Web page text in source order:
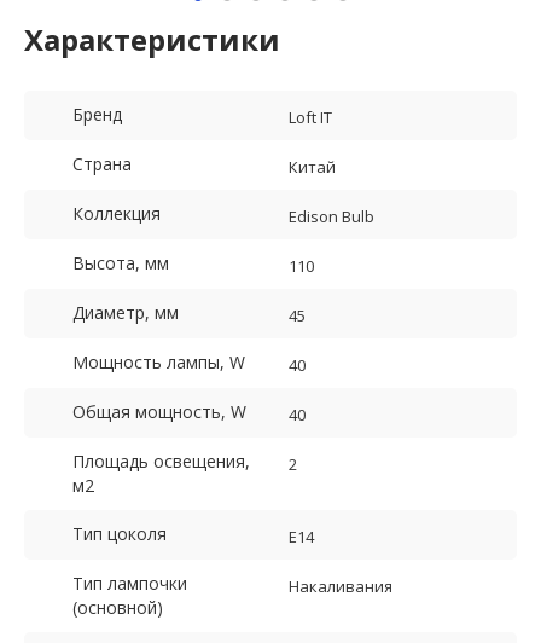
Характеристики
Бренд Loft IT
Страна Китай
Коллекция Edison Bulb
Высота, мм 110
Диаметр, мм 45
Мощность лампы, W 40
Общая мощность, W 40
Площадь освещения,
м2
2
Тип цоколя E14
Тип лампочки
(основной)
Накаливания